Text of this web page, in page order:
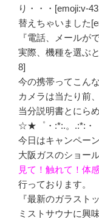
り・・・[emoji:v-
替えちゃいました
『電話、メールが
実際、機種を選ぶ
8]
今の携帯ってこん
カメラは当たり前
当分説明書とにら
☆★゜・:*:.。.:*:・
今日はキャンペー
大阪ガスのショー
見て！触れて！体
行っております。
『最新のガラスト
ミストサウナに興